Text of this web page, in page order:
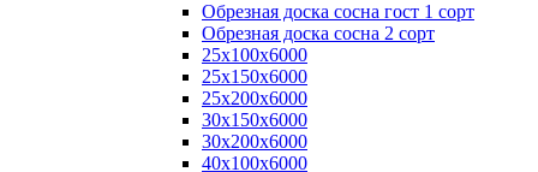
Обрезная доска сосна гост 1 сорт
Обрезная доска сосна 2 сорт
25х100х6000
25х150х6000
25х200х6000
30х150х6000
30х200х6000
40х100х6000